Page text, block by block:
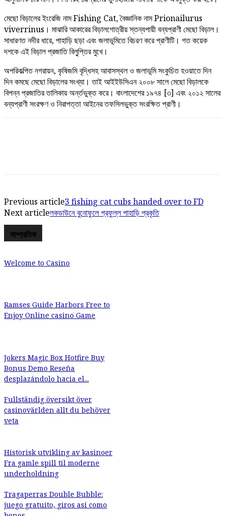
মেছো বিড়ালের ইংরেজি নাম Fishing Cat, বৈজ্ঞানিক নাম Prionailurus
viverrinus। মাঝারি আকারের বিড়ালগোত্রীয় স্তন্যপায়ী বন্যপ্রাণী মেছো বিড়াল।
সাধারণত নদীর ধারে, পাহাড়ি ছড়া এবং জলাভূমিতে বিচরণ করে প্রাণীটি। গত কয়েক
দশকে এই বিড়াল প্রজাতি বিলু্প্তির মুখে।
অপরিকল্পিত নগরায়ন, কৃষিজমি বৃদ্ধিসহ আবাসস্থল ও জলাভূমি সংকুচিত হওয়াতে দিন
দিন কমছে মেছো বিড়ালের সংখ্যা। তাই আইইউসিএন ২০০৮ সালে মেছো বিড়ালকে
বিপন্ন প্রজাতির তালিকায় অর্ন্তভুক্ত করে। বাংলাদেশের ১৯৭৪ [৩] এবং ২০১২ সালের
বন্যপ্রাণী সংরক্ষণ ও নিরাপত্তা আইনের তফসিলভুক্ত সংরক্ষিত প্রাণী।
Previous article3 fishing cat cubs handed over to FD
Next articleলকডাউনে বুনোফুলে প্রফুল্ল পাহাড়ি প্রকৃতি
সাম্প্রতিক
Welcome to Casino
Ramses Guide Harbors Free to
Enjoy Online casino Game
Jokers Magic Box Hotfire Buy
Bonus Demo Reseña
desplazándolo hacia el...
Fullständig översikt över
casinovärlden allt du behöver
veta
Historisk utvikling av kasinoer
Fra gamle spill til moderne
underholdning
Tragaperras Double Bubble:
juego gratuito, giros así­ como